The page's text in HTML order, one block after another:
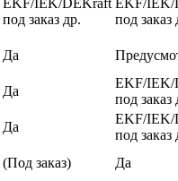
под заказ др.
под заказ
Да
Да
EKF/IEK/
под заказ
Да
EKF/IEK/
под заказ
(Под заказ)
Да